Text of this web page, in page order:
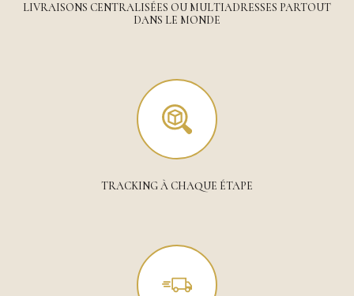
LIVRAISONS CENTRALISÉES OU MULTIADRESSES PARTOUT
DANS LE MONDE
TRACKING À CHAQUE ÉTAPE